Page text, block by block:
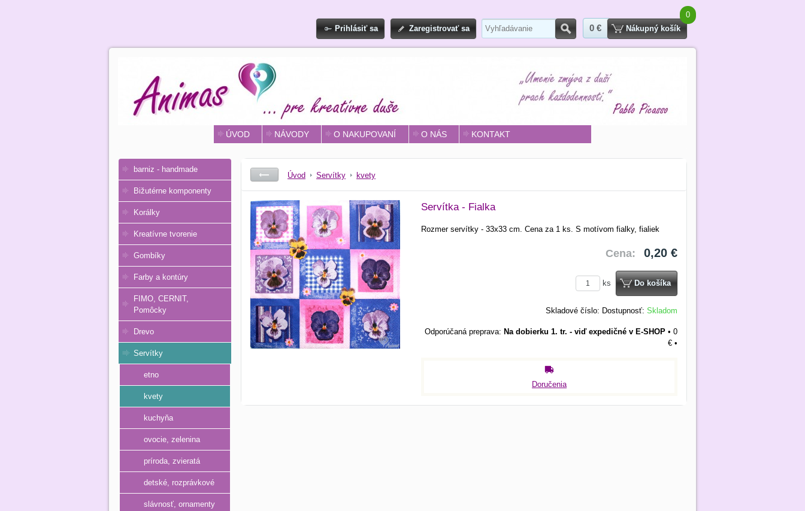
Prihlásiť sa Zaregistrovať sa Hľadať
0 €
0
Nákupný košík
ÚVOD NÁVODY O NAKUPOVANÍ O NÁS KONTAKT
Úvod Servítky kvety
Servítka - Fialka
Rozmer servítky - 33x33 cm. Cena za 1 ks. S motívom fialky, fialiek
Cena: 0,20 €
ks Do košíka
Skladové číslo: Dostupnosť: Skladom
Na dobierku 1. tr. - viď expedičné v E-SHOP • 0
€ •
Doručenia
barniz - handmade
Bižutérne komponenty
Korálky
Kreatívne tvorenie
Gombíky
Farby a kontúry
FIMO, CERNIT,
Pomôcky
Drevo
Servítky
etno
kvety
kuchyňa
ovocie, zelenina
príroda, zvieratá
detské, rozprávkové
slávnosť, ornamenty